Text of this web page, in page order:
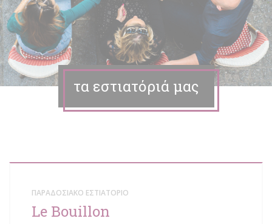
τα εστιατόριά μας
ΠΑΡΑΔΟΣΙΑΚΌ ΕΣΤΙΑΤΌΡΙΟ
Le Bouillon